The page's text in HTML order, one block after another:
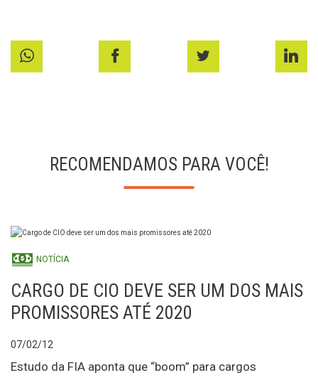
RECOMENDAMOS PARA VOCÊ!
NOTÍCIA
CARGO DE CIO DEVE SER UM DOS MAIS
PROMISSORES ATÉ 2020
07/02/12
Estudo da FIA aponta que “boom” para cargos